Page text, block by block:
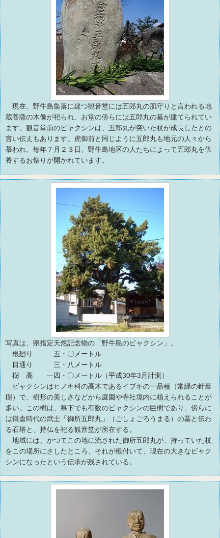
現在、野牛島集落に建つ観音堂には五郎丸の肌守りと言われる地
蔵菩薩の木像が祀られ、お堂の傍らには五郎丸の墓が建てられてい
ます。観音堂前のビャクシンは、五郎丸が突いた杖が成長したとの
言い伝えもあります。虎御前と同じように五郎丸も地元の人々から
慕われ、毎年７月２３日、野牛島地区の人たちによって五郎丸を供
養するお祭りが開かれています。
写真は、県指定天然記念物の「野牛島のビャクシン」。
根廻り 五・〇メートル
目通り 三・八メートル
樹 高 一四・〇メートル（平成30年3月計測）
ビャクシンはヒノキ科の高木であるイブキの一品種（常緑の針葉
樹）で、樹形の美しさなどから庭園や寺社境内に植えられることが
多い。この樹は、県下でも有数のビャクシンの巨樹であり、傍らに
は鎌倉時代の武士「御所五郎丸」（ごしょごろうまる）の墓と伝わ
る石塔と、持仏を祀る観音堂が所在する。
地域には、かつてこの地に流された御所五郎丸が、持っていた杖
をこの場所にさしたところ、それが根付いて、現在の大きなビャク
シンになったという伝承が残されている。